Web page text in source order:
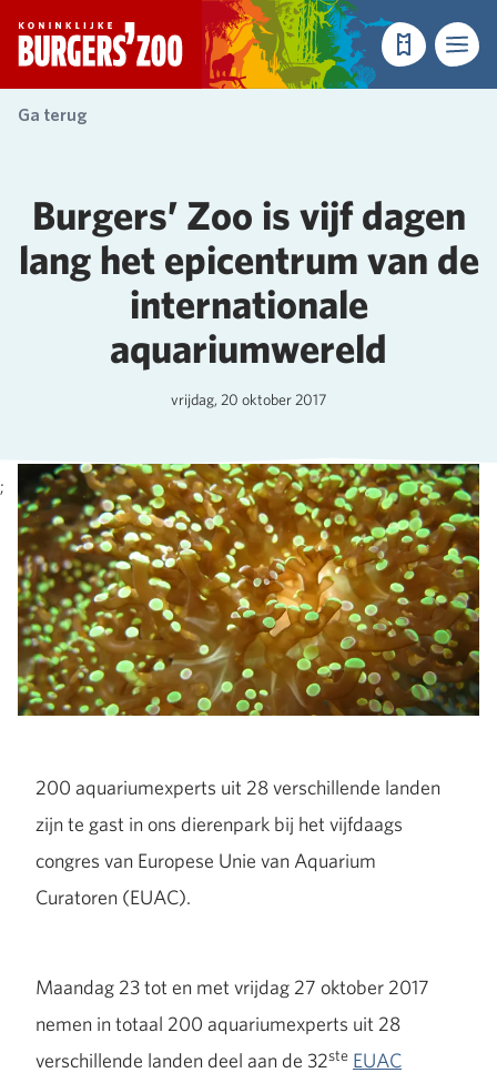
- Homepagina
TicketsMenu
Ga terug
;
Burgers’ Zoo is vijf dagen
lang het epicentrum van de
internationale
aquariumwereld
vrijdag, 20 oktober 2017
200 aquariumexperts uit 28 verschillende landen
zijn te gast in ons dierenpark bij het vijfdaags
congres van Europese Unie van Aquarium
Curatoren (EUAC).
Maandag 23 tot en met vrijdag 27 oktober 2017
nemen in totaal 200 aquariumexperts uit 28
verschillende landen deel aan de 32ste EUAC